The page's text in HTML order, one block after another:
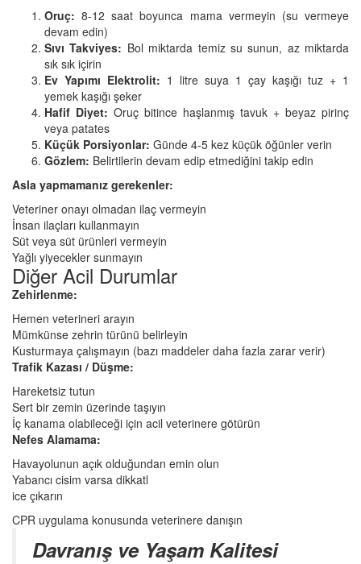
Oruç: 8-12 saat boyunca mama vermeyin (su vermeye
devam edin)
Sıvı Takviyes: Bol miktarda temiz su sunun, az miktarda
sık sık içirin
Ev Yapımı Elektrolit: 1 litre suya 1 çay kaşığı tuz + 1
yemek kaşığı şeker
Hafif Diyet: Oruç bitince haşlanmış tavuk + beyaz pirinç
veya patates
Küçük Porsiyonlar: Günde 4-5 kez küçük öğünler verin
Gözlem: Belirtilerin devam edip etmediğini takip edin
Asla yapmamanız gerekenler:
Veteriner onayı olmadan ilaç vermeyin
İnsan ilaçları kullanmayın
Süt veya süt ürünleri vermeyin
Yağlı yiyecekler sunmayın
Diğer Acil Durumlar
Zehirlenme:
Hemen veterineri arayın
Mümkünse zehrin türünü belirleyin
Kusturmaya çalışmayın (bazı maddeler daha fazla zarar verir)
Trafik Kazası / Düşme:
Hareketsiz tutun
Sert bir zemin üzerinde taşıyın
İç kanama olabileceği için acil veterinere götürün
Nefes Alamama:
Havayolunun açık olduğundan emin olun
Yabancı cisim varsa dikkatl
ice çıkarın
CPR uygulama konusunda veterinere danışın
Davranış ve Yaşam Kalitesi